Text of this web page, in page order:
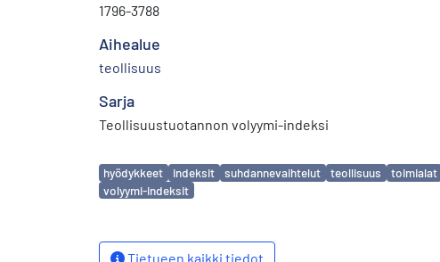
1796-3788
Aihealue
teollisuus
Sarja
Teollisuustuotannon volyymi-indeksi
Avainsanat
hyödykkeet indeksit suhdannevaihtelut teollisuus toimialat
volyymi-indeksit
Tietueen kaikki tiedot